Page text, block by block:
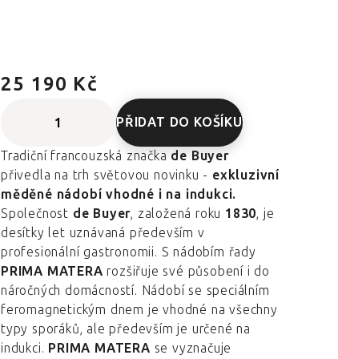
25 190 Kč
PŘIDAT DO KOŠÍKU
Tradiční francouzská značka de Buyer
přivedla na trh světovou novinku - exkluzivní
měděné nádobí vhodné i na indukci.
Společnost de Buyer, založená roku 1830, je
desítky let uznávaná především v
profesionální gastronomii. S nádobím řady
PRIMA MATERA rozšiřuje své působení i do
náročných domácností. Nádobí se speciálním
feromagnetickým dnem je vhodné na všechny
typy sporáků, ale především je určené na
indukci. PRIMA MATERA se vyznačuje